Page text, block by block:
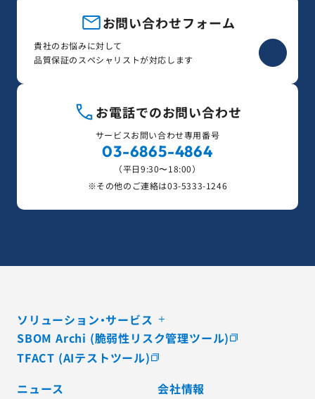
お問い合わせフォーム
貴社のお悩みに対して
品質保証のスペシャリストが対応します
お電話でのお問い合わせ
サービスお問い合わせ専用番号
03-6865-4864
（平日9:30〜18:00）
※その他のご連絡は03-5333-1246
ソリューション・サービス
SBOM Archi (脆弱性リスク管理ツール)
TFACT (AIテストツール)
ニュース
会社情報